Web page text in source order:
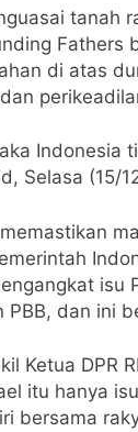
tanah
di atas
Indonesia
Selasa (15/
isu
PBB, dan ini
Ketua DPR
itu hanya
bersama